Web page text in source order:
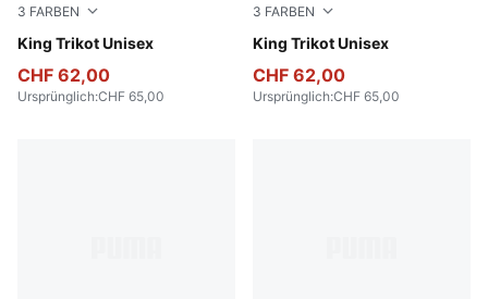
3 FARBEN
King Trikot Unisex
Vibrant Green
CHF 62,00
Ursprünglich:CHF 65,00
3 FARBEN
King Trikot Unisex
New Navy
CHF 62,00
Ursprünglich:CHF 65,00